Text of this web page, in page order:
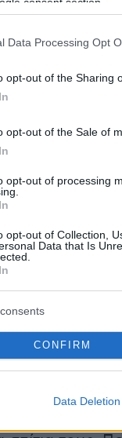
Data Processing Opt
opt-out of the Sharing
opt-out of the Sale of
opt-out of processing
opt-out of Collection,
Data that Is
CONFIRM
Data Deletion
ήδη
το σύνολο
σκοτεινά
μετά την
το πλήρωμα
θα
που